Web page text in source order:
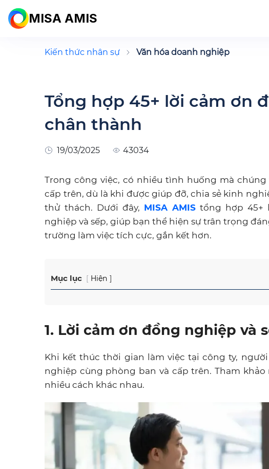
MISA AMIS
Kiến thức nhân sự Văn hóa doanh nghiệp
Tổng hợp 45+ lời cảm ơn
chân thành
19/03/2025 43034
Trong công việc, có nhiều tình huống mà chúng
cấp trên, dù là khi được giúp đỡ, chia sẻ kinh
thử thách. Dưới đây, MISA AMIS tổng hợp 45+
nghiệp và sếp, giúp bạn thể hiện sự trân trọng
trường làm việc tích cực, gắn kết hơn.
Mục lục Hiện
1. Lời cảm ơn đồng nghiệp và
Khi kết thúc thời gian làm việc tại công ty,
nghiệp cùng phòng ban và cấp trên. Tham
nhiều cách khác nhau.